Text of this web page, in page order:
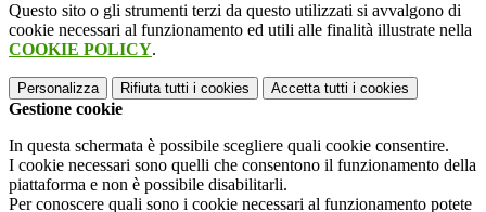
Questo sito o gli strumenti terzi da questo utilizzati si avvalgono di
cookie necessari al funzionamento ed utili alle finalità illustrate nella
COOKIE POLICY.
Personalizza Rifiuta tutti i cookies Accetta tutti i cookies
Gestione cookie
In questa schermata è possibile scegliere quali cookie consentire.
I cookie necessari sono quelli che consentono il funzionamento della
piattaforma e non è possibile disabilitarli.
Per conoscere quali sono i cookie necessari al funzionamento potete